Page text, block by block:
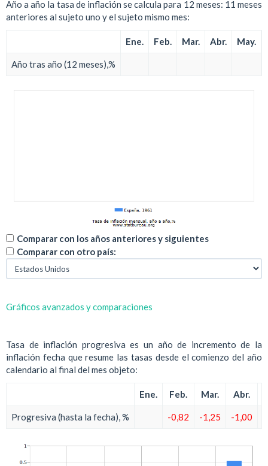
Año a año la tasa de inflación se calcula para 12 meses: 11 meses
anteriores al sujeto uno y el sujeto mismo mes:
Ene. Feb. Mar. Abr. May.
Año tras año (12 meses),%
Comparar con los años anteriores y siguientes
Comparar con otro país:
Gráficos avanzados y comparaciones
Tasa de inflación progresiva es un año de incremento de la
inflación fecha que resume las tasas desde el comienzo del año
calendario al final del mes objeto:
Ene. Feb. Mar. Abr.
Progresiva (hasta la fecha), % -0,82 -1,25 -1,00